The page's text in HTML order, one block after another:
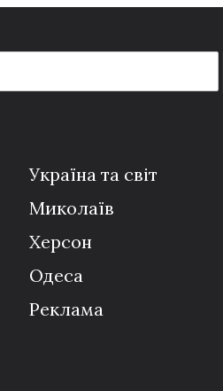
Україна та світ
Миколаїв
Херсон
Одеса
Реклама